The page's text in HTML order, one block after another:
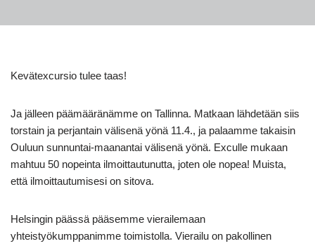
Kevätexcursio tulee taas!
Ja jälleen päämääränämme on Tallinna. Matkaan lähdetään siis
torstain ja perjantain välisenä yönä 11.4., ja palaamme takaisin
Ouluun sunnuntai-maanantai välisenä yönä. Exculle mukaan
mahtuu 50 nopeinta ilmoittautunutta, joten ole nopea! Muista,
että ilmoittautumisesi on sitova.
Helsingin päässä pääsemme vierailemaan
yhteistyökumppanimme toimistolla. Vierailu on pakollinen